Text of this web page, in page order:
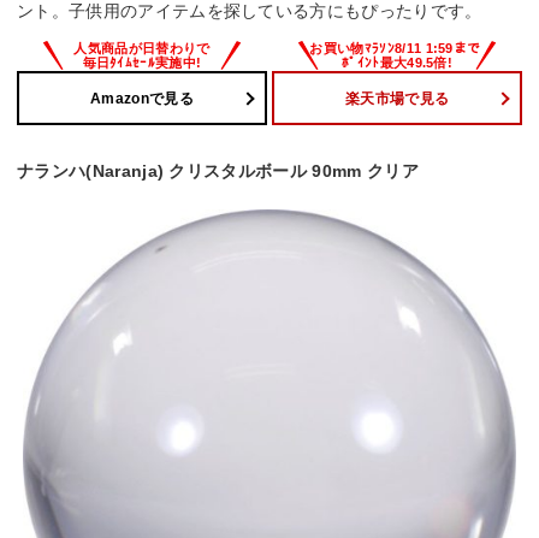
ント。子供用のアイテムを探している方にもぴったりです。
Amazonで見る 楽天市場で見る
ナランハ(Naranja) クリスタルボール 90mm クリア